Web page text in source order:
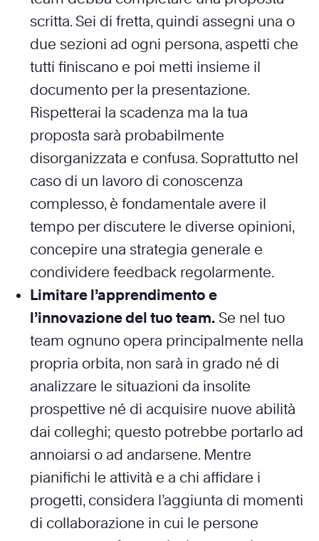
scritta. Sei di fretta, quindi assegni una o
due sezioni ad ogni persona, aspetti che
tutti finiscano e poi metti insieme il
documento per la presentazione.
Rispetterai la scadenza ma la tua
proposta sarà probabilmente
disorganizzata e confusa. Soprattutto nel
caso di un lavoro di conoscenza
complesso, è fondamentale avere il
tempo per discutere le diverse opinioni,
concepire una strategia generale e
condividere feedback regolarmente.
Limitare l’apprendimento e
l’innovazione del tuo team. Se nel tuo
team ognuno opera principalmente nella
propria orbita, non sarà in grado né di
analizzare le situazioni da insolite
prospettive né di acquisire nuove abilità
dai colleghi; questo potrebbe portarlo ad
annoiarsi o ad andarsene. Mentre
pianifichi le attività e a chi affidare i
progetti, considera l’aggiunta di momenti
di collaborazione in cui le persone